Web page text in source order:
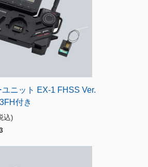
ユニット EX-1 FHSS Ver.
付き
込)